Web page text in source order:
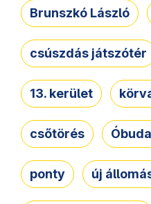
Brunszkó László
csúszdás játszótér
13. kerület
csőtörés
ponty új